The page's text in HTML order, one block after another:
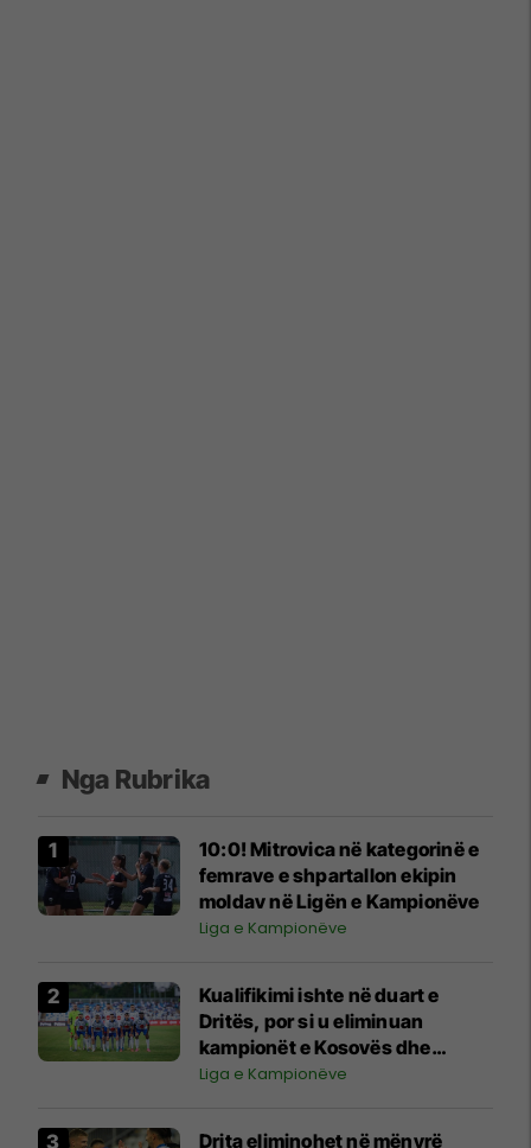
Nga Rubrika
10:0! Mitrovica në kategorinë e
femrave e shpartallon ekipin
moldav në Ligën e Kampionëve
Liga e Kampionëve
Kualifikimi ishte në duart e
Dritës, por si u eliminuan
kampionët e Kosovës dhe
humbën mundësinë për 1.7
Liga e Kampionëve
Drita eliminohet në mënyrë